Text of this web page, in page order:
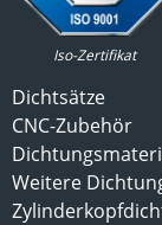
Iso-Zertifikat
Dichtsätze
CNC-Zubehör
Weitere